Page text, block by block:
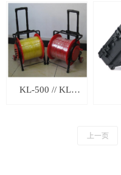
KL-500 // KL-
上一页